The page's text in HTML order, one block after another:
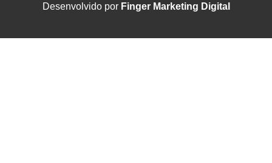
Desenvolvido por Finger Marketing Digital